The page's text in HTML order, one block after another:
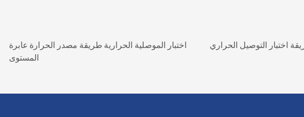
اختبار الموصلية الحرارية طريقة مصدر الحرارة عابرة
المستوى